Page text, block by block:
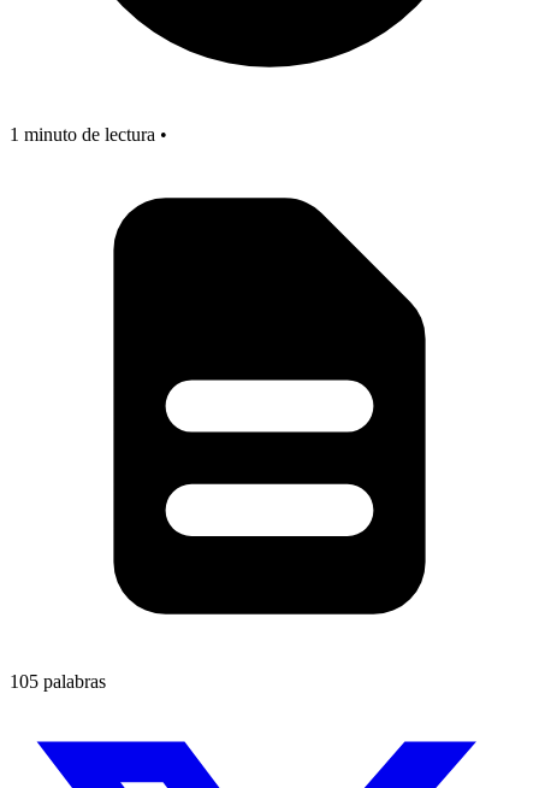
1 minuto de lectura •
105 palabras